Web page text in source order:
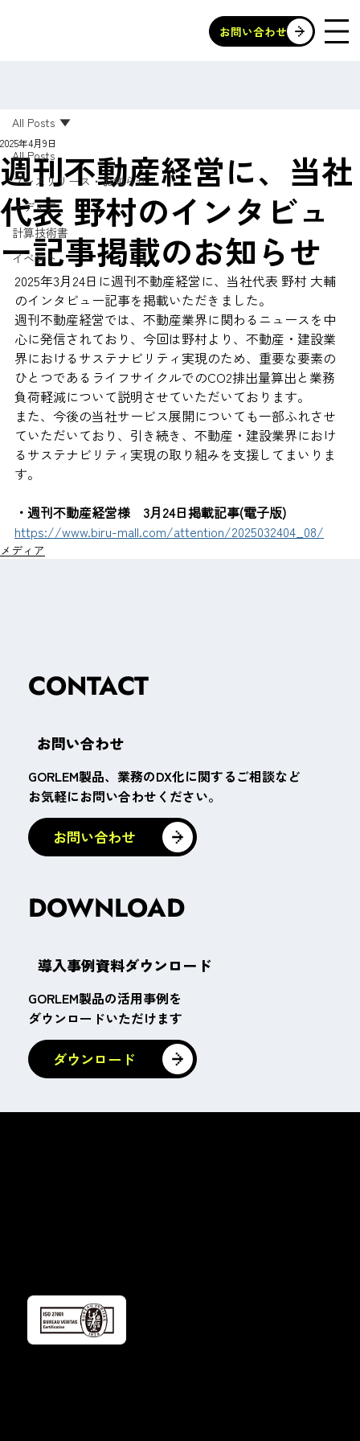
お問い合わせ
All Posts
プレスリリース・お知らせ
メディア
計算技術書
イベント
All Posts
週刊不動産経営に、当社
代表 野村のインタビュ
ー記事掲載のお知らせ
2025年4月9日
2025年3月24日に週刊不動産経営に、当社代表 野村 大輔
のインタビュー記事を掲載いただきました。
週刊不動産経営では、不動産業界に関わるニュースを中
心に発信されており、今回は野村より、不動産・建設業
界におけるサステナビリティ実現のため、重要な要素の
ひとつであるライフサイクルでのCO2排出量算出と業務
負荷軽減について説明させていただいております。
また、今後の当社サービス展開についても一部ふれさせ
ていただいており、引き続き、不動産・建設業界におけ
るサステナビリティ実現の取り組みを支援してまいりま
す。
・週刊不動産経営様　3月24日掲載記事(電子版)
https://www.biru-mall.com/attention/2025032404_08/
メディア
CONTACT
お問い合わせ
GORLEM製品、業務のDX化に関するご相談など
お気軽にお問い合わせください。
DOWNLOAD
導入事例資料ダウンロード
GORLEM製品の活用事例を
ダウンロードいただけます
ダウンロード